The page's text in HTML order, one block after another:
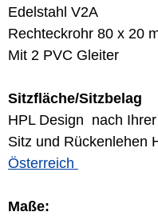
Edelstahl V2A
Rechteckrohr 80 x 20
Mit 2 PVC Gleiter
Sitzfläche/Sitzbelag
HPL Design nach Ihrer
Sitz und Rückenlehen
Österreich
Maße: